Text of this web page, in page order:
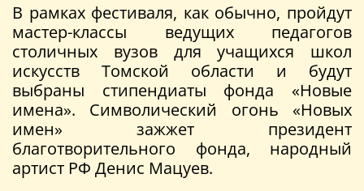
В рамках фестиваля, как обычно, пройдут
мастер-классы ведущих педагогов
столичных вузов для учащихся школ
искусств Томской области и будут
выбраны стипендиаты фонда «Новые
имена». Символический огонь «Новых
имен» зажжет президент
благотворительного фонда, народный
артист РФ Денис Мацуев.